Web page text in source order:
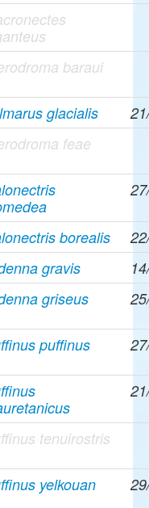
baraui
glacialis
feae
borealis
gravis
griseus
puffinus
tenuirostris
yelkouan